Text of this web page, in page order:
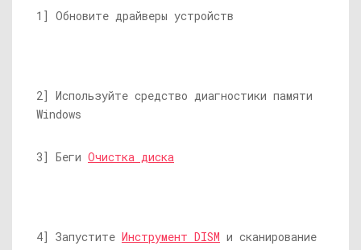
1] Обновите драйверы устройств
2] Используйте средство диагностики памяти
Windows
3] Беги Очистка диска
4] Запустите Инструмент DISM и сканирование